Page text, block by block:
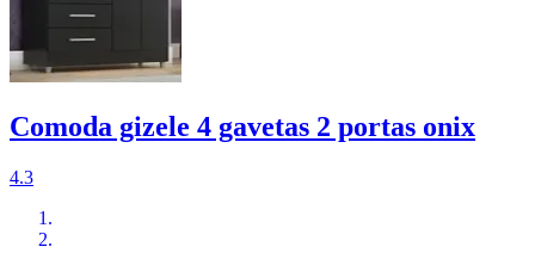
Comoda gizele 4 gavetas 2 portas onix
4.3